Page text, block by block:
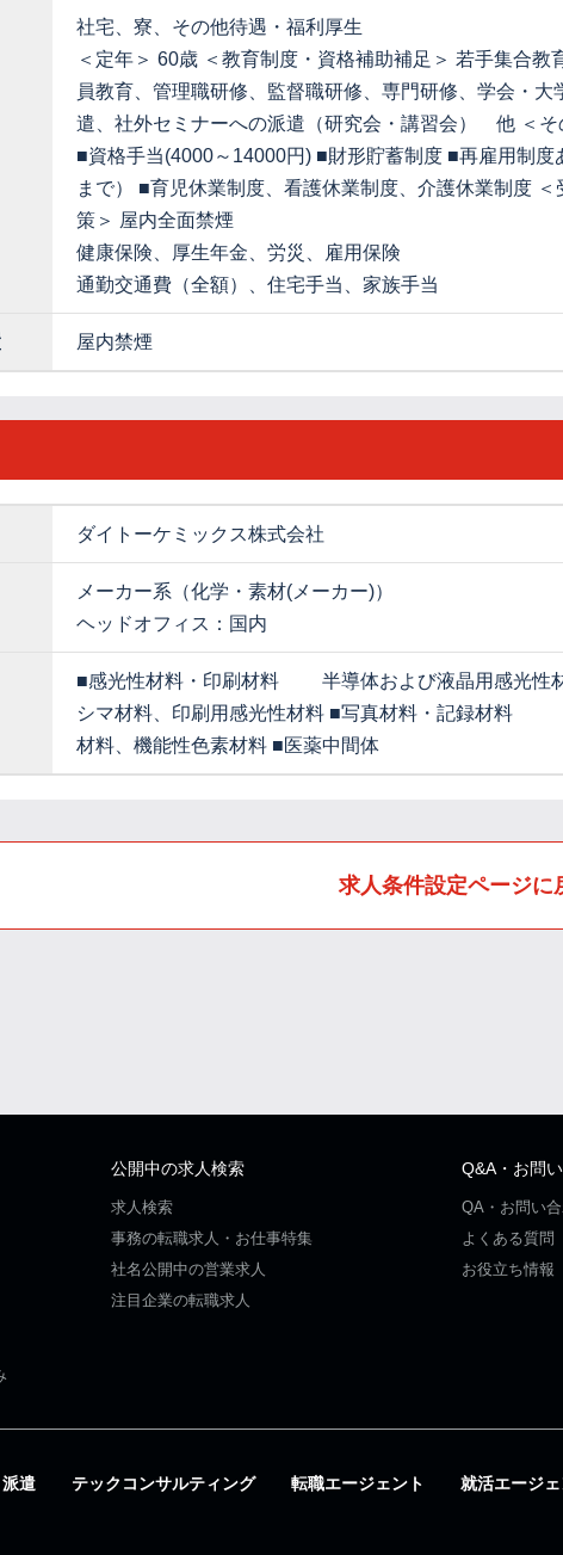
社宅、寮、その他待遇・福利厚生
＜定年＞ 60歳 ＜教育制度・資格補助補足＞ 若手集合教
員教育、管理職研修、監督職研修、専門研修、学会・大
遣、社外セミナーへの派遣（研究会・講習会） 他 ＜そ
■資格手当(4000～14000円) ■財形貯蓄制度 ■再雇用制度
まで） ■育児休業制度、看護休業制度、介護休業制度 ＜
策＞ 屋内全面禁煙
健康保険、厚生年金、労災、雇用保険
通勤交通費（全額）、住宅手当、家族手当
屋内禁煙
ダイトーケミックス株式会社
メーカー系（化学・素材(メーカー)）
ヘッドオフィス：国内
■感光性材料・印刷材料 半導体および液晶用感光性
シマ材料、印刷用感光性材料 ■写真材料・記録材
材料、機能性色素材料 ■医薬中間体
求人条件設定ページに
公開中の求人検索
求人検索
事務の転職求人・お仕事特集
社名公開中の営業求人
注目企業の転職求人
Q&A・お問
QA・お問い
よくある質問
お役立ち情報
派遣 テックコンサルティング 転職エージェント 就活エージェ